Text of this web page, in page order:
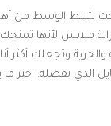
شنط الوسط من
ملابس لأنها
والحرية وتجعلك أكثر
الذي تفضله. اختر